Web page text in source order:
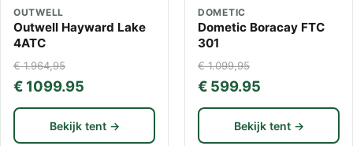
OUTWELL
Outwell Hayward Lake
4ATC
€ 1.964,95
€ 1099.95
Bekijk tent →
DOMETIC
Dometic Boracay FTC
301
€ 1.099,95
€ 599.95
Bekijk tent →